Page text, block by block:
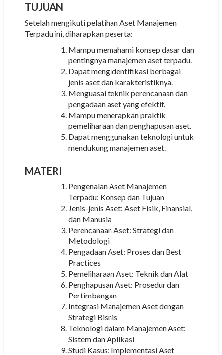
TUJUAN
Setelah mengikuti pelatihan Aset Manajemen
Terpadu ini, diharapkan peserta:
Mampu memahami konsep dasar dan
pentingnya manajemen aset terpadu.
Dapat mengidentifikasi berbagai
jenis aset dan karakteristiknya.
Menguasai teknik perencanaan dan
pengadaan aset yang efektif.
Mampu menerapkan praktik
pemeliharaan dan penghapusan aset.
Dapat menggunakan teknologi untuk
mendukung manajemen aset.
MATERI
Pengenalan Aset Manajemen
Terpadu: Konsep dan Tujuan
Jenis-jenis Aset: Aset Fisik, Finansial,
dan Manusia
Perencanaan Aset: Strategi dan
Metodologi
Pengadaan Aset: Proses dan Best
Practices
Pemeliharaan Aset: Teknik dan Alat
Penghapusan Aset: Prosedur dan
Pertimbangan
Integrasi Manajemen Aset dengan
Strategi Bisnis
Teknologi dalam Manajemen Aset:
Sistem dan Aplikasi
Studi Kasus: Implementasi Aset